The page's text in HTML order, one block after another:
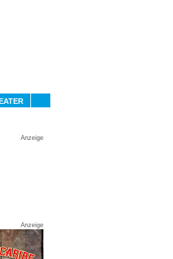
Anzeige
Anzeige